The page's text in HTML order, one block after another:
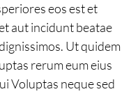
eos est et
aut incidunt beatae
Ut quidem
rerum eum eius
Voluptas neque sed